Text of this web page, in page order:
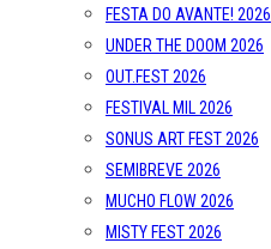
FESTA DO AVANTE! 2026
UNDER THE DOOM 2026
OUT.FEST 2026
FESTIVAL MIL 2026
SONUS ART FEST 2026
SEMIBREVE 2026
MUCHO FLOW 2026
MISTY FEST 2026